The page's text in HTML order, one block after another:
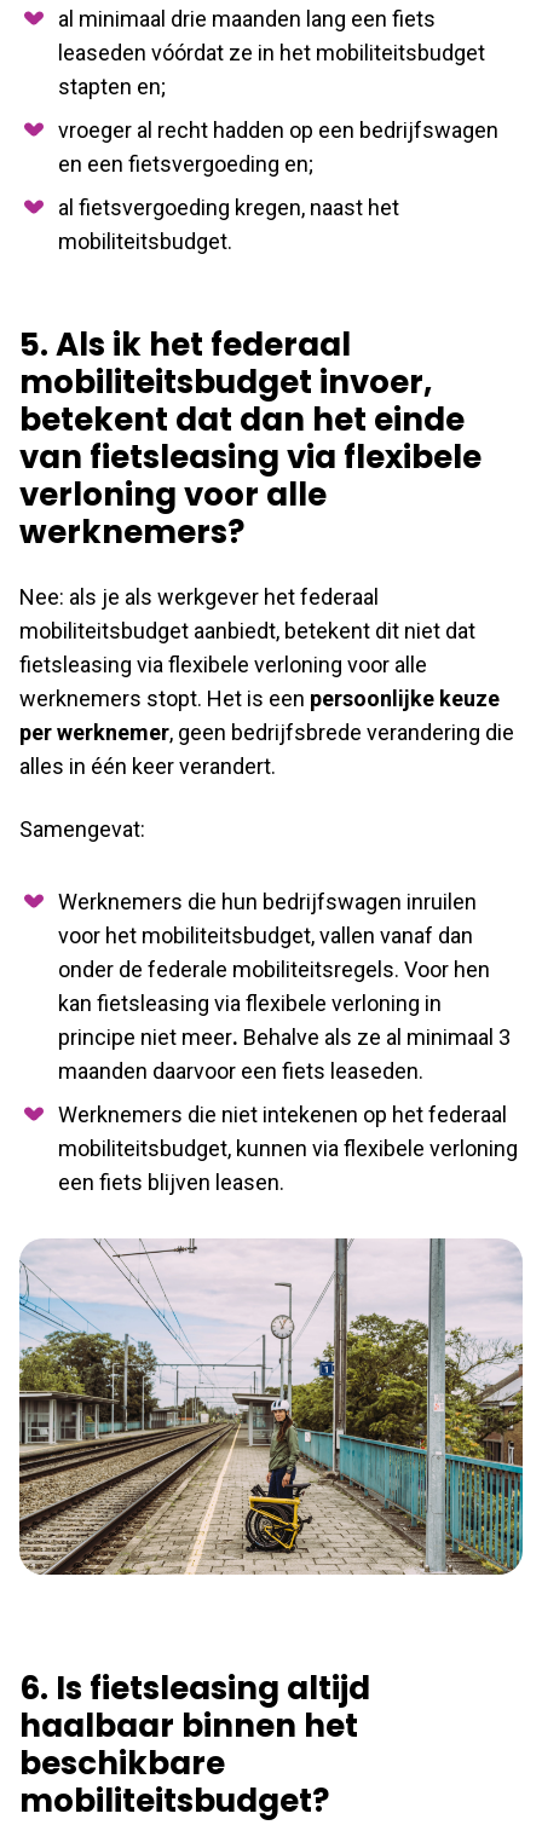
al minimaal drie maanden lang een fiets
leaseden vóórdat ze in het mobiliteitsbudget
stapten en;
vroeger al recht hadden op een bedrijfswagen
en een fietsvergoeding en;
al fietsvergoeding kregen, naast het
mobiliteitsbudget.
5. Als ik het federaal
mobiliteitsbudget invoer,
betekent dat dan het einde
van fietsleasing via flexibele
verloning voor alle
werknemers?
Nee: als je als werkgever het federaal
mobiliteitsbudget aanbiedt, betekent dit niet dat
fietsleasing via flexibele verloning voor alle
werknemers stopt. Het is een persoonlijke keuze
per werknemer, geen bedrijfsbrede verandering die
alles in één keer verandert.
Samengevat:
Werknemers die hun bedrijfswagen inruilen
voor het mobiliteitsbudget, vallen vanaf dan
onder de federale mobiliteitsregels. Voor hen
kan fietsleasing via flexibele verloning in
principe niet meer. Behalve als ze al minimaal 3
maanden daarvoor een fiets leaseden.
Werknemers die niet intekenen op het federaal
mobiliteitsbudget, kunnen via flexibele verloning
een fiets blijven leasen.
6. Is fietsleasing altijd
haalbaar binnen het
beschikbare
mobiliteitsbudget?